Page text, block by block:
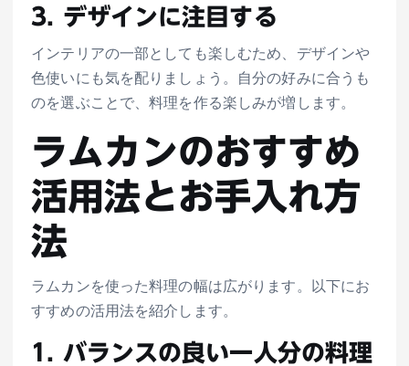
3. デザインに注目する
インテリアの一部としても楽しむため、デザインや
色使いにも気を配りましょう。自分の好みに合うも
のを選ぶことで、料理を作る楽しみが増します。
ラムカンのおすすめ
活用法とお手入れ方
法
ラムカンを使った料理の幅は広がります。以下にお
すすめの活用法を紹介します。
1. バランスの良い一人分の料理